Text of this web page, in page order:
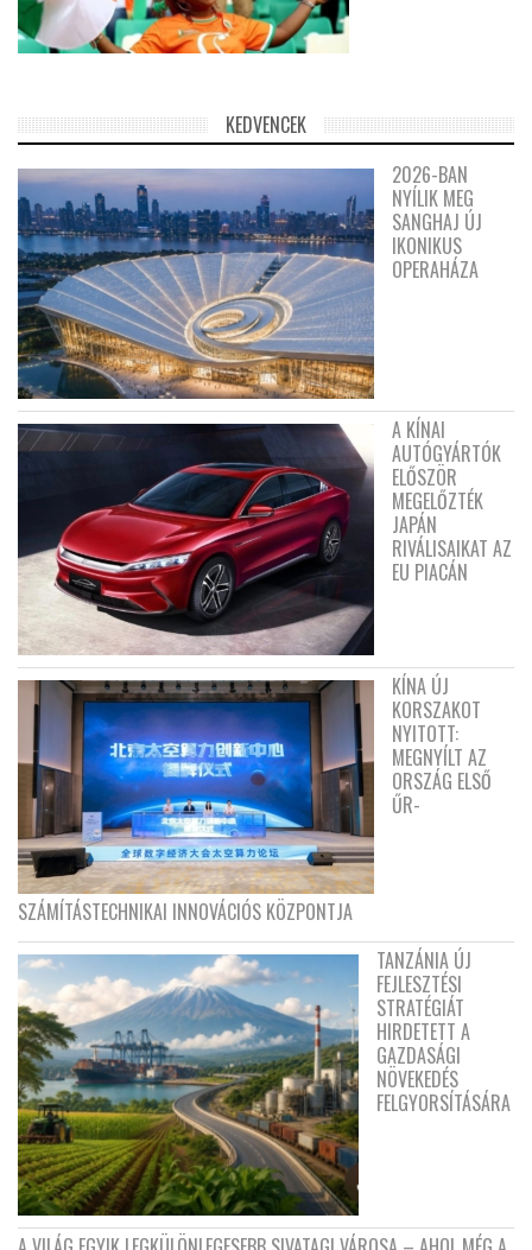
KEDVENCEK
2026-BAN
NYÍLIK MEG
SANGHAJ ÚJ
IKONIKUS
OPERAHÁZA
A KÍNAI
AUTÓGYÁRTÓK
ELŐSZÖR
MEGELŐZTÉK
JAPÁN
RIVÁLISAIKAT AZ
EU PIACÁN
KÍNA ÚJ
KORSZAKOT
NYITOTT:
MEGNYÍLT AZ
ORSZÁG ELSŐ
ŰR-
SZÁMÍTÁSTECHNIKAI INNOVÁCIÓS KÖZPONTJA
TANZÁNIA ÚJ
FEJLESZTÉSI
STRATÉGIÁT
HIRDETETT A
GAZDASÁGI
NÖVEKEDÉS
FELGYORSÍTÁSÁRA